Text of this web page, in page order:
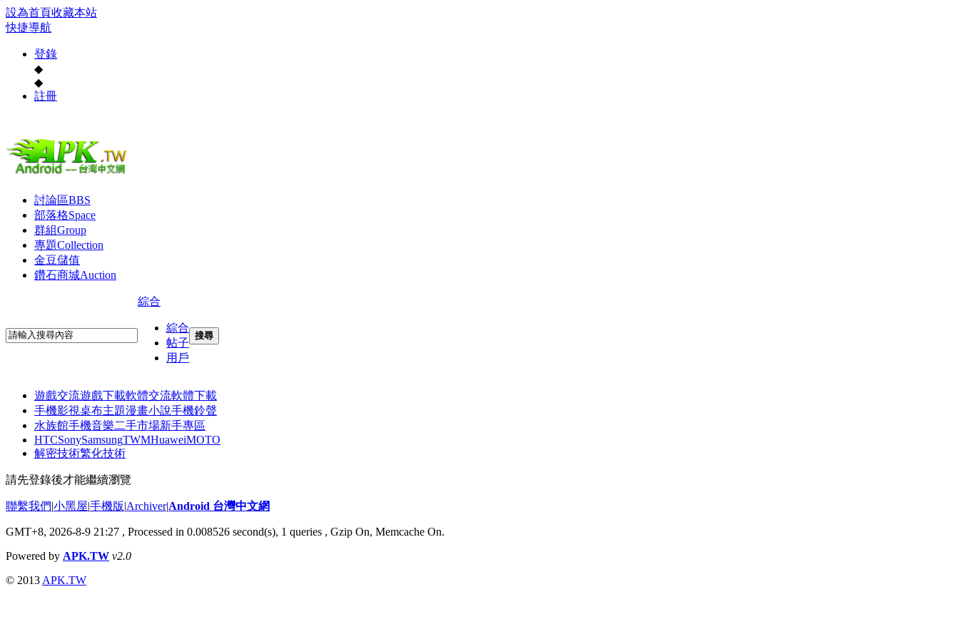
設為首頁收藏本站
快捷導航
登錄
◆
◆
註冊
討論區BBS
部落格Space
群組Group
專題Collection
金豆儲值
鑽石商城Auction
綜合
綜合
帖子
用戶
搜尋
遊戲交流遊戲下載軟體交流軟體下載
手機影視桌布主題漫畫小說手機鈴聲
水族館手機音樂二手市場新手專區
HTCSonySamsungTWMHuaweiMOTO
解密技術繁化技術
請先登錄後才能繼續瀏覽
聯繫我們|小黑屋|手機版|Archiver|Android 台灣中文網
GMT+8, 2026-8-9 21:27 , Processed in 0.008526 second(s), 1 queries , Gzip On, Memcache On.
Powered by APK.TW v2.0
© 2013 APK.TW